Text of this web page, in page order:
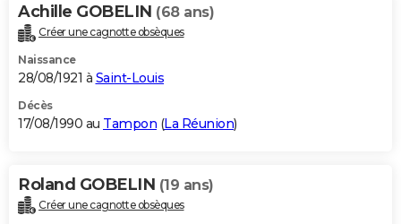
Achille GOBELIN (68 ans)
Créer une cagnotte obsèques
Naissance
28/08/1921 à Saint-Louis
Décès
17/08/1990 au Tampon (La Réunion)
Roland GOBELIN (19 ans)
Créer une cagnotte obsèques